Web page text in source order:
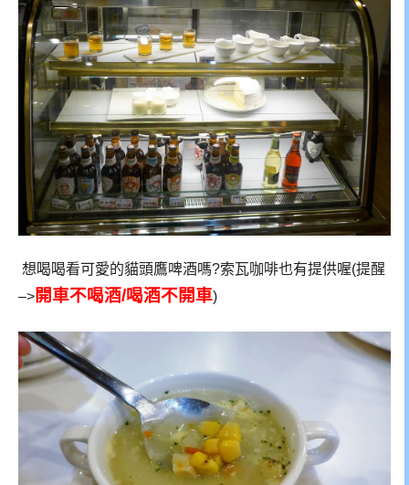
想喝喝看可愛的貓頭鷹啤酒嗎?索瓦咖啡也有提供喔(提醒
–>開車不喝酒/喝酒不開車)